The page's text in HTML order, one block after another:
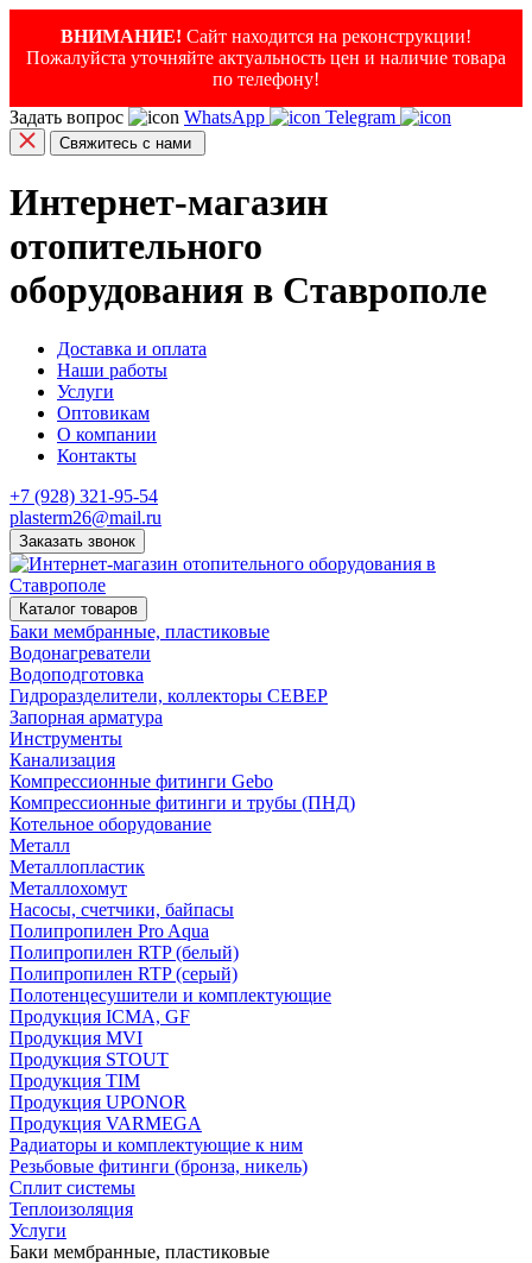
ВНИМАНИЕ! Сайт находится на реконструкции!
Пожалуйста уточняйте актуальность цен и наличие товара
по телефону!
Задать вопрос
WhatsApp Telegram
Свяжитесь с нами
Интернет-магазин
отопительного
оборудования в Ставрополе
Доставка и оплата
Наши работы
Услуги
Оптовикам
О компании
Контакты
+7 (928) 321-95-54
plasterm26@mail.ru
Заказать звонок
Каталог товаров
Баки мембранные, пластиковые
Водонагреватели
Водоподготовка
Гидроразделители, коллекторы СЕВЕР
Запорная арматура
Инструменты
Канализация
Компрессионные фитинги Gebo
Компрессионные фитинги и трубы (ПНД)
Котельное оборудование
Металл
Металлопластик
Металлохомут
Насосы, счетчики, байпасы
Полипропилен Pro Aqua
Полипропилен RTP (белый)
Полипропилен RTP (серый)
Полотенцесушители и комплектующие
Продукция ICMA, GF
Продукция MVI
Продукция STOUT
Продукция TIM
Продукция UPONOR
Продукция VARMEGA
Радиаторы и комплектующие к ним
Резьбовые фитинги (бронза, никель)
Сплит системы
Теплоизоляция
Услуги
Баки мембранные, пластиковые